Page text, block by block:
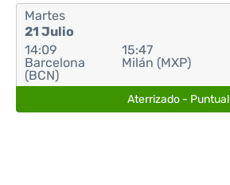
Martes
21 Julio
14:09
Barcelona
(BCN)
15:47
Milán (MXP)
Aterrizado - Puntual